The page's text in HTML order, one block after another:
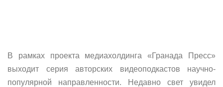
В рамках проекта медиахолдинга «Гранада Пресс»
выходит серия авторских видеоподкастов научно-
популярной направленности. Недавно свет увидел